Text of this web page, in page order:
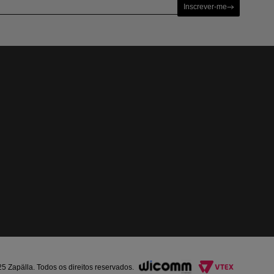
Inscrever-me
Zapälla. Todos os direitos reservados.